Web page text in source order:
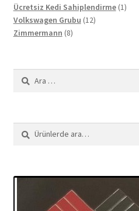
ürün
Ücretsiz Kedi Sahiplendirme 11
Volkswagen Grubu 1212
Zimmermann 88
Arama: